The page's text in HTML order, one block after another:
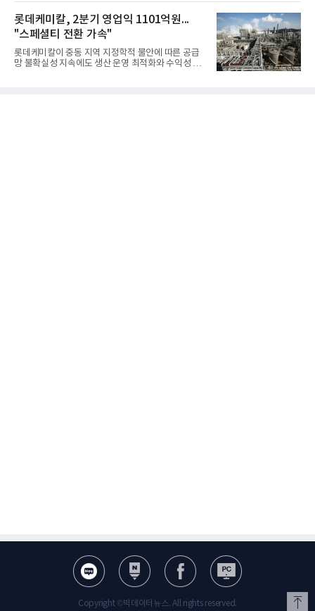
분야를
체별로 엇갈린 가운데 하반기 신작 흥행과 해외 시장
성과가 실적을 좌우할 핵심 변수로 떠오르고 있다.8일
업계에 따르면 올해 상반기 게임업계는 기업별 성적
표가 크게 갈렸다. 대표적으로 크래프톤은 'PUBG: 배
틀그라운드'의 안정적인 성장에 힘입어 상반기 연결
기준 매출 2조6616억원, 영업이익 9725억원으로 역
대 최대 실적을 기록했다. 엔씨도 올해 출시한 '아이온
롯데케미칼, 2분기 영업익 1101억원...
"스페셜티 전환 가속"
롯데케미칼이 중동 지역 지정학적 불안에 따른 공급
망 불확실성 지속에도 생산 운영 최적화와 수익성 중
Copyright ©빅데이터뉴스. All rights reserved.